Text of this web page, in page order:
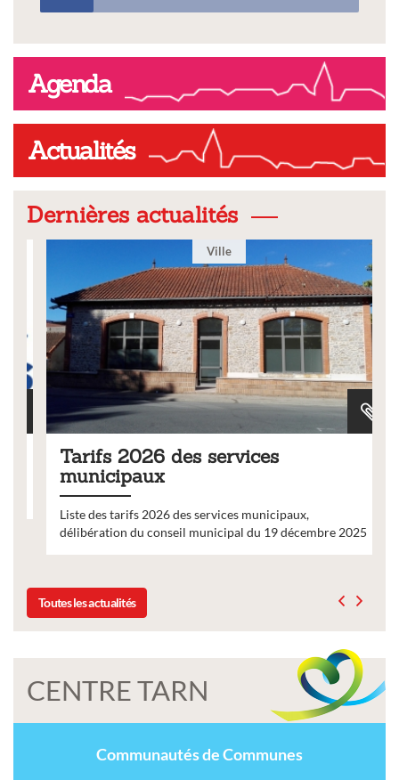
Agenda
Actualités
Dernières actualités
Ville
Tarifs 2026 des services
municipaux
Liste des tarifs 2026 des services municipaux,
délibération du conseil municipal du 19 décembre 2025
Toutes les actualités
CENTRE TARN
Communautés de Communes